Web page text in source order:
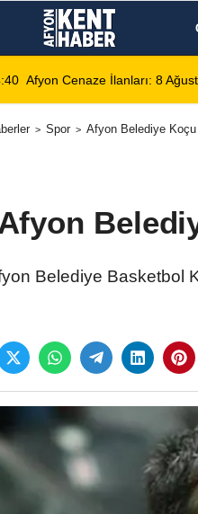
Sinanpaşa’da Otobüs Kazası:
Spor Afyon Belediye Koçu
Belediye Basketbol